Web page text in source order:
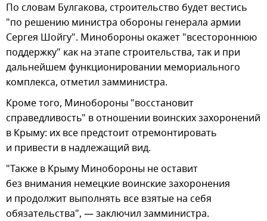
По словам Булгакова, строительство будет вестись
"по решению министра обороны генерала армии
Сергея Шойгу". Минобороны окажет "всестороннюю
поддержку" как на этапе строительства, так и при
дальнейшем функционировании мемориального
комплекса, отметил замминистра.
Кроме того, Минобороны "восстановит
справедливость" в отношении воинских захоронений
в Крыму: их все предстоит отремонтировать
и привести в надлежащий вид.
"Также в Крыму Минобороны не оставит
без внимания немецкие воинские захоронения
и продолжит выполнять все взятые на себя
обязательства", — заключил замминистра.